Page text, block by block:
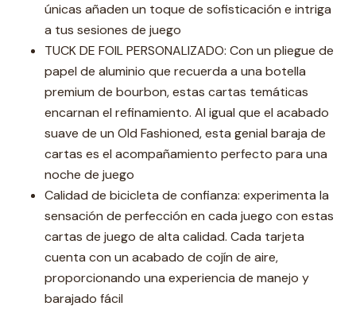
únicas añaden un toque de sofisticación e intriga
a tus sesiones de juego
TUCK DE FOIL PERSONALIZADO: Con un pliegue de
papel de aluminio que recuerda a una botella
premium de bourbon, estas cartas temáticas
encarnan el refinamiento. Al igual que el acabado
suave de un Old Fashioned, esta genial baraja de
cartas es el acompañamiento perfecto para una
noche de juego
Calidad de bicicleta de confianza: experimenta la
sensación de perfección en cada juego con estas
cartas de juego de alta calidad. Cada tarjeta
cuenta con un acabado de cojín de aire,
proporcionando una experiencia de manejo y
barajado fácil